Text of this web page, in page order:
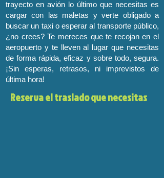
trayecto en avión lo último que necesitas es
cargar con las maletas y verte obligado a
buscar un taxi o esperar al transporte público,
¿no crees? Te mereces que te recojan en el
aeropuerto y te lleven al lugar que necesitas
de forma rápida, eficaz y sobre todo, segura.
¡Sin esperas, retrasos, ni imprevistos de
última hora!
Reserva el traslado que necesitas